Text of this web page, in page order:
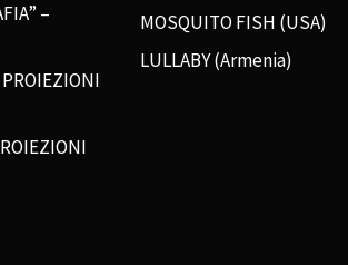
–
MOSQUITO FISH (USA)
LULLABY (Armenia)